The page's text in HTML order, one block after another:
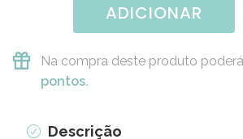
ADICIONAR
Na compra deste produto
pontos.
Descrição